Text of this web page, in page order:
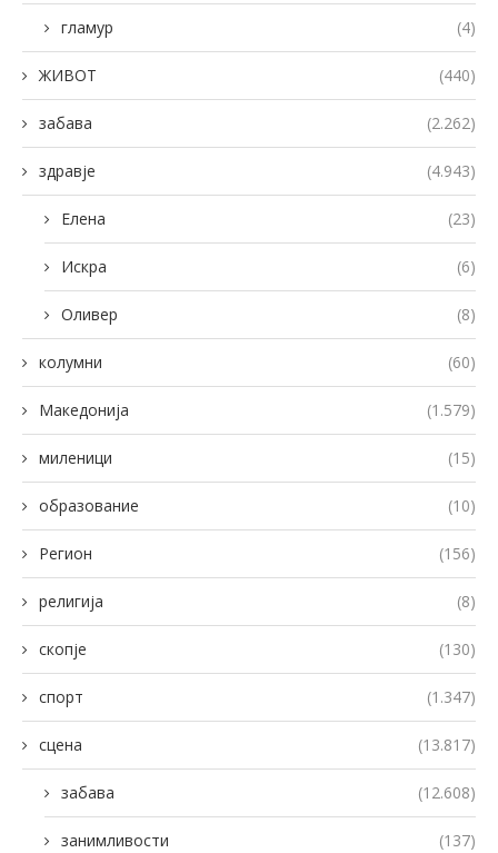
гламур (4)
ЖИВОТ (440)
забава (2.262)
здравје (4.943)
Елена (23)
Искра (6)
Оливер (8)
колумни (60)
Македонија (1.579)
миленици (15)
образование (10)
Регион (156)
религија (8)
скопје (130)
спорт (1.347)
сцена (13.817)
забава (12.608)
занимливости (137)